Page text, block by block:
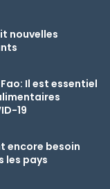
nouvelles
Il est essentiel
19
encore besoin
les pays